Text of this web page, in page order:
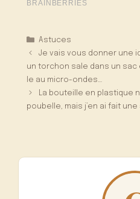
Catégories
Astuces
Je vais vous donner une
un torchon sale dans un
le au micro-ondes…
La bouteille en plastique
poubelle, mais j’en ai fait